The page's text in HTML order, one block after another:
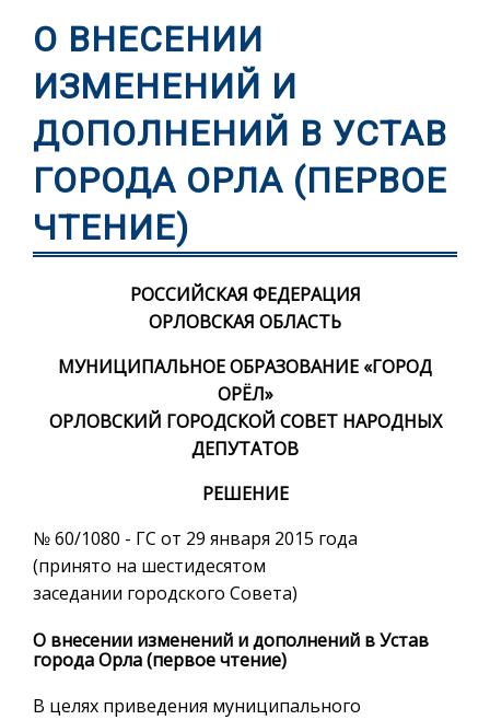
О ВНЕСЕНИИ
ИЗМЕНЕНИЙ И
ДОПОЛНЕНИЙ В УСТАВ
ГОРОДА ОРЛА (ПЕРВОЕ
ЧТЕНИЕ)
РОССИЙСКАЯ ФЕДЕРАЦИЯ
ОРЛОВСКАЯ ОБЛАСТЬ
МУНИЦИПАЛЬНОЕ ОБРАЗОВАНИЕ «ГОРОД
ОРЁЛ»
ОРЛОВСКИЙ ГОРОДСКОЙ СОВЕТ НАРОДНЫХ
ДЕПУТАТОВ
РЕШЕНИЕ
№ 60/1080 - ГС от 29 января 2015 года
(принято на шестидесятом
заседании городского Совета)
О внесении изменений и дополнений в Устав
города Орла (первое чтение)
В целях приведения муниципального